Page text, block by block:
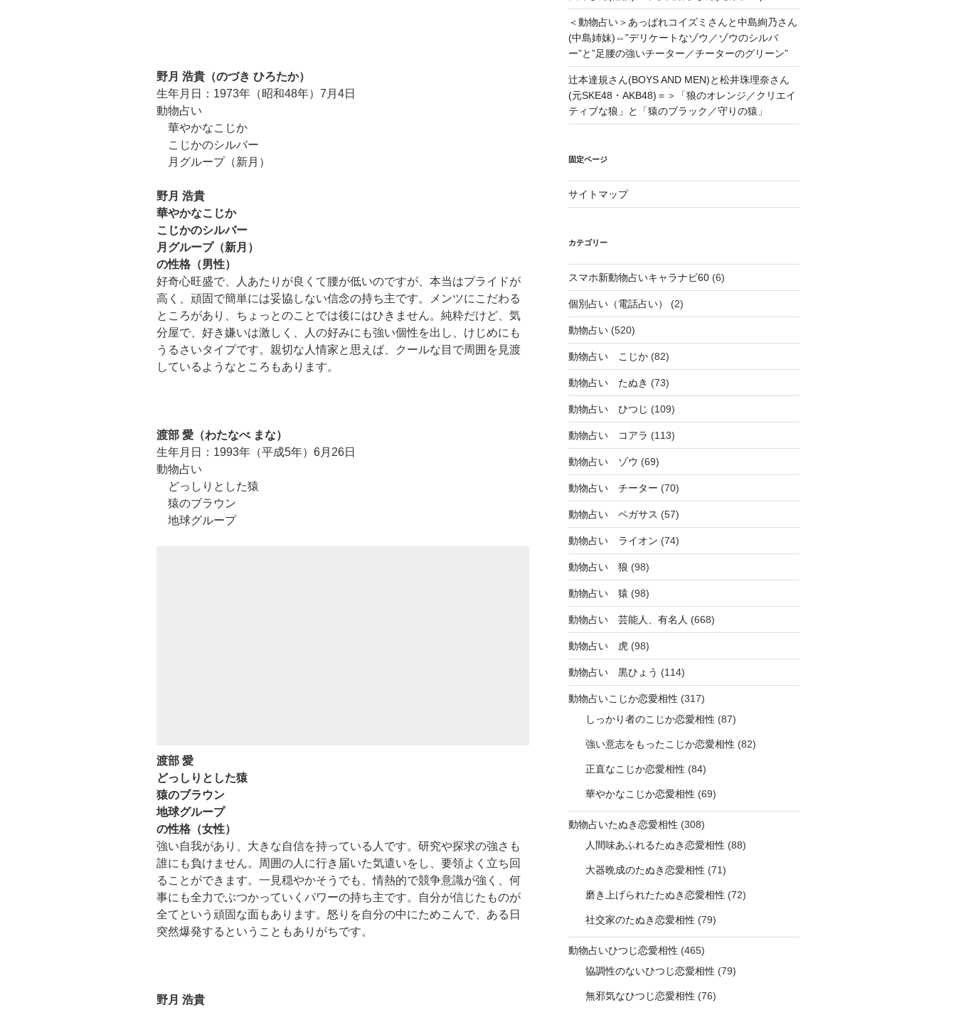
野月 浩貴（のづき ひろたか）
生年月日：1973年（昭和48年）7月4日
動物占い
華やかなこじか
こじかのシルバー
月グループ（新月）
野月 浩貴
華やかなこじか
こじかのシルバー
月グループ（新月）
の性格（男性）
好奇心旺盛で、人あたりが良くて腰が低いのですが、本当はプライドが
高く、頑固で簡単には妥協しない信念の持ち主です。メンツにこだわる
ところがあり、ちょっとのことでは後にはひきません。純粋だけど、気
分屋で、好き嫌いは激しく、人の好みにも強い個性を出し、けじめにも
うるさいタイプです。親切な人情家と思えば、クールな目で周囲を見渡
しているようなところもあります。
渡部 愛（わたなべ まな）
生年月日：1993年（平成5年）6月26日
動物占い
どっしりとした猿
猿のブラウン
地球グループ
渡部 愛
どっしりとした猿
猿のブラウン
地球グループ
の性格（女性）
強い自我があり、大きな自信を持っている人です。研究や探求の強さも
誰にも負けません。周囲の人に行き届いた気遣いをし、要領よく立ち回
ることができます。一見穏やかそうでも、情熱的で競争意識が強く、何
事にも全力でぶつかっていくパワーの持ち主です。自分が信じたものが
全てという頑固な面もあります。怒りを自分の中にためこんで、ある日
突然爆発するということもありがちです。
野月 浩貴
＜動物占い＞あっぱれコイズミさんと中島絢乃さん
(中島姉妹)⇔”デリケートなゾウ／ゾウのシルバ
ー”と”足腰の強いチーター／チーターのグリーン”
辻本達規さん(BOYS AND MEN)と松井珠理奈さん
(元SKE48・AKB48)＝＞「狼のオレンジ／クリエイ
ティブな狼」と「猿のブラック／守りの猿」
固定ページ
サイトマップ
カテゴリー
スマホ新動物占いキャラナビ60(6)
個別占い（電話占い） (2)
動物占い(520)
動物占い こじか(82)
動物占い たぬき (73)
動物占い ひつじ (109)
動物占い コアラ (113)
動物占い ゾウ (69)
動物占い チーター (70)
動物占い ペガサス (57)
動物占い ライオン (74)
動物占い 狼 (98)
動物占い 猿 (98)
動物占い 芸能人、有名人 (668)
動物占い 虎(98)
動物占い 黒ひょう (114)
動物占いこじか恋愛相性 (317)
しっかり者のこじか恋愛相性 (87)
強い意志をもったこじか恋愛相性 (82)
正直なこじか恋愛相性 (84)
華やかなこじか恋愛相性 (69)
動物占いたぬき恋愛相性 (308)
人間味あふれるたぬき恋愛相性 (88)
大器晩成のたぬき恋愛相性 (71)
磨き上げられたたぬき恋愛相性 (72)
社交家のたぬき恋愛相性 (79)
動物占いひつじ恋愛相性 (465)
協調性のないひつじ恋愛相性 (79)
無邪気なひつじ恋愛相性 (76)